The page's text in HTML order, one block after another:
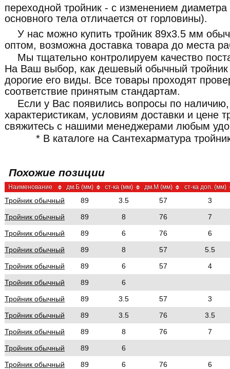
переходной тройник - с изменением
основного тела отличается от горловины).
У нас можно купить тройник 89x3.5 мм
оптом, возможна доставка товара до места
Мы тщательно контролируем качество
На Ваш выбор, как дешевый обычный
дорогие его виды. Все товары проходят
соответствие принятым стандартам.
Если у Вас появились вопросы по наличию,
характеристикам, условиям доставки и цене
свяжитесь с нашими менеджерами любым
* В каталоге на Сантехарматура
Похожие позиции
Наименование дм.Б (мм) ст-ка (мм) дм.М (мм) ст-ка доп. (мм)
Тройник обычный 89 3.5 57
3
Тройник обычный
89 8 76
7
Тройник обычный
89 6 76
6
Тройник обычный
89 8 57
5.5
Тройник обычный
89 6 57
4
Тройник обычный
89
6
Тройник обычный
89 3.5 57
3
Тройник обычный
89 3.5 76
3.5
Тройник обычный
89 8 76
7
Тройник обычный
89
6
Тройник обычный
89 6 76
6